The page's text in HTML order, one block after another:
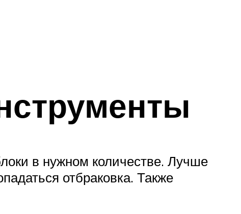
в нужном количестве. Лучше
отбраковка. Также